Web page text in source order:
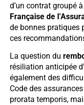
d’un contrat groupé
Française de
de bonnes pratiques
ces
La question du
résiliation anticipée
également des
Code des
prorata temporis,